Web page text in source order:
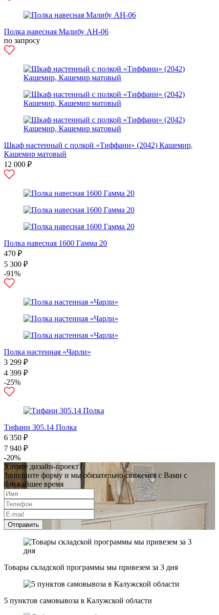
Полка навесная Малибу АН-06
по запросу
Шкаф настенный с полкой «Тиффани» (2042) Кашемир,
Кашемир матовый
12 000 ₽
Полка навесная 1600 Гамма 20
470 ₽
5 300 ₽
-91%
Полка настенная «Чарли»
3 299 ₽
4 399 ₽
-25%
Тифани 305.14 Полка
6 350 ₽
7 940 ₽
-20%
Хотите дизайн-проект?
Заполните форму и мы обязательно свяжемся с Вами с
ближайшее время
Отправить
Товары складской программы мы привезем за 3 дня
5 пунктов самовывоза в Калужской области